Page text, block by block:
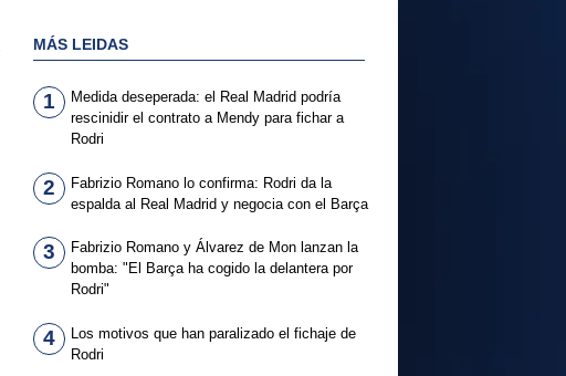
MÁS LEIDAS
1
Medida deseperada: el Real Madrid podría
rescinidir el contrato a Mendy para fichar a
Rodri
2
Fabrizio Romano lo confirma: Rodri da la
espalda al Real Madrid y negocia con el Barça
3
Fabrizio Romano y Álvarez de Mon lanzan la
bomba: "El Barça ha cogido la delantera por
Rodri"
4
Los motivos que han paralizado el fichaje de
Rodri